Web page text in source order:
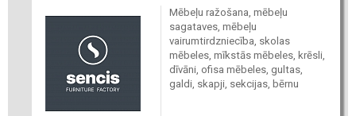
Mēbeļu ražošana, mēbeļu
sagataves, mēbeļu
vairumtirdzniecība, skolas
mēbeles, mīkstās mēbeles, krēsli,
dīvāni, ofisa mēbeles, gultas,
galdi, skapji, sekcijas, bērnu